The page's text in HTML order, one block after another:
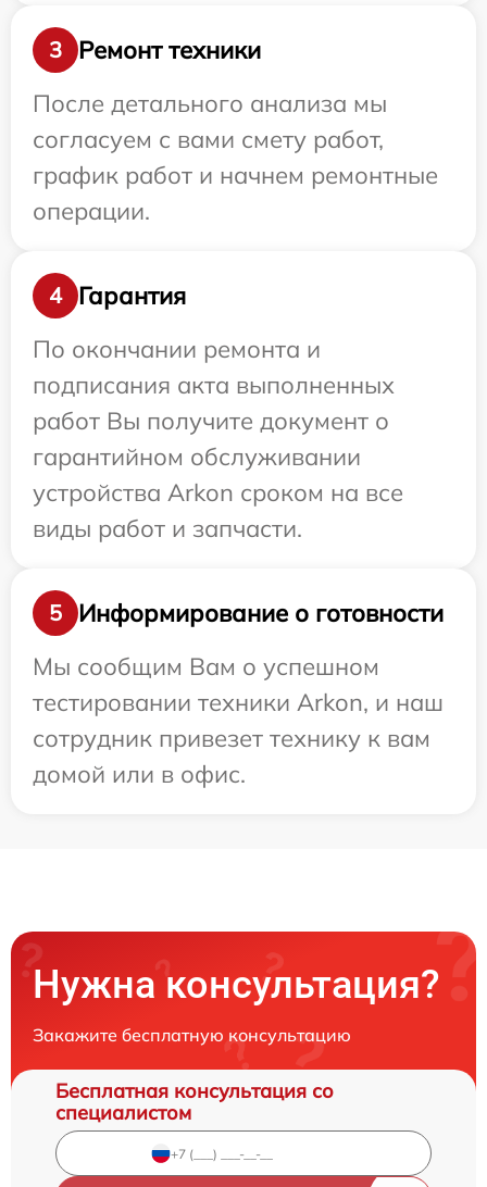
3
Ремонт техники
После детального анализа мы
согласуем с вами смету работ,
график работ и начнем ремонтные
операции.
4
Гарантия
По окончании ремонта и
подписания акта выполненных
работ Вы получите документ о
гарантийном обслуживании
устройства Arkon сроком на все
виды работ и запчасти.
5
Информирование о готовности
Мы сообщим Вам о успешном
тестировании техники Arkon, и наш
сотрудник привезет технику к вам
домой или в офис.
Нужна консультация?
Закажите бесплатную консультацию
Бесплатная консультация со
специалистом